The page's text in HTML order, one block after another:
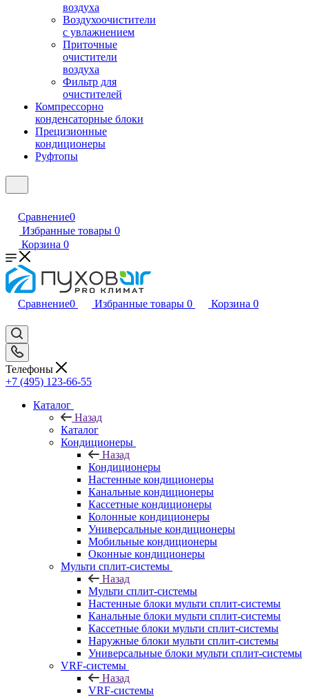
воздуха
Воздухоочистители
с увлажнением
Приточные
очистители
воздуха
Фильтр для
очистителей
Компрессорно
конденсаторные блоки
Прецизионные
кондиционеры
Руфтопы
Сравнение0
Избранные товары 0
Корзина 0
Сравнение0 Избранные товары 0 Корзина 0
Телефоны
+7 (495) 123-66-55
Каталог
Назад
Каталог
Кондиционеры
Назад
Кондиционеры
Настенные кондиционеры
Канальные кондиционеры
Кассетные кондиционеры
Колонные кондиционеры
Универсальные кондиционеры
Мобильные кондиционеры
Оконные кондиционеры
Мульти сплит-системы
Назад
Мульти сплит-системы
Настенные блоки мульти сплит-системы
Канальные блоки мульти сплит-системы
Кассетные блоки мульти сплит-системы
Наружные блоки мульти сплит-системы
Универсальные блоки мульти сплит-системы
VRF-системы
Назад
VRF-системы